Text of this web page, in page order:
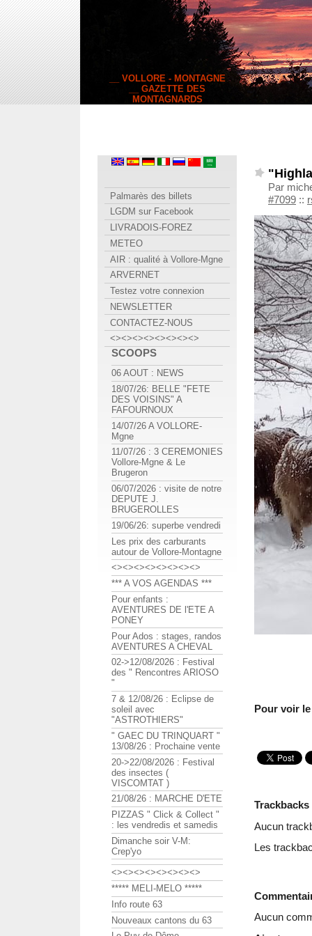
__ VOLLORE - MONTAGNE
__ GAZETTE DES
MONTAGNARDS
Par
#7099 ::
Pour voir
Trackbacks
Aucun
Les
Aucun
Palmarès des billets
LGDM sur Facebook
LIVRADOIS-FOREZ
METEO
AIR : qualité à Vollore-Mgne
ARVERNET
Testez votre connexion
NEWSLETTER
CONTACTEZ-NOUS
<><><><><><><><>
SCOOPS
06 AOUT : NEWS
18/07/26: BELLE "FETE
DES VOISINS" A
FAFOURNOUX
14/07/26 A VOLLORE-
Mgne
11/07/26 : 3 CEREMONIES
Vollore-Mgne & Le
Brugeron
06/07/2026 : visite de notre
DEPUTE J.
BRUGEROLLES
19/06/26: superbe vendredi
Les prix des carburants
autour de Vollore-Montagne
<><><><><><><><>
*** A VOS AGENDAS ***
Pour enfants :
AVENTURES DE l'ETE A
PONEY
Pour Ados : stages, randos
AVENTURES A CHEVAL
02->12/08/2026 : Festival
des " Rencontres ARIOSO
"
7 & 12/08/26 : Eclipse de
soleil avec
"ASTROTHIERS"
" GAEC DU TRINQUART "
13/08/26 : Prochaine vente
20->22/08/2026 : Festival
des insectes (
VISCOMTAT )
21/08/26 : MARCHE D'ETE
PIZZAS " Click & Collect "
: les vendredis et samedis
Dimanche soir V-M:
Crep'yo
<><><><><><><><>
***** MELI-MELO *****
Info route 63
Nouveaux cantons du 63